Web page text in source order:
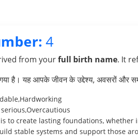
4
from yourfull birth name. It
है। यह आपके जीवन के उद्देश्य, अवसरों और
to create lasting foundations,
stable systems and support those